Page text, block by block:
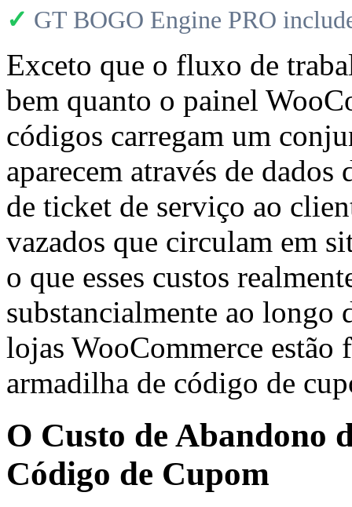
✓ GT BOGO Engine PRO
Exceto que o fluxo de
bem quanto o painel
códigos carregam um
aparecem através de
de ticket de serviço ao
vazados que circulam em
o que esses custos
substancialmente ao longo
lojas WooCommerce estão
armadilha de código de
O Custo de Abandono
Código de Cupom